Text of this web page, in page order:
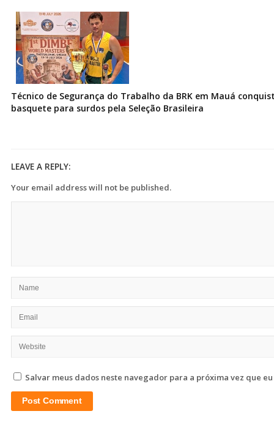
Técnico de Segurança do Trabalho da BRK em Mauá
basquete para surdos pela Seleção Brasileira
LEAVE A REPLY:
Your email address will not be published.
Salvar meus dados neste navegador para a próxima vez que